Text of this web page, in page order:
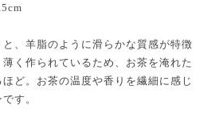
、羊脂のように滑らかな質感が特徴
く作られているため、お茶を淹れた
ど。お茶の温度や香りを繊細に感じ
す。